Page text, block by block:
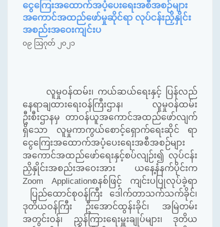
ငွေကြေးအထောက်အပံ့ပေးရေးအစီအစဉ်များ
အကောင်အထည်ဖော်မှုဆိုင်ရာ လုပ်ငန်းညှိနှိုင်း
အစည်းအဝေးကျင်းပ
၀၉ ဩဂုတ် ၂၀၂၁
လူမှုဝန်ထမ်း၊ ကယ်ဆယ်ရေးနှင့် ပြန်လည်
နေရာချထားရေးဝန်ကြီးဌာန၊ လူမှုဝန်ထမ်း
ဦးစီးဌာနမှ တာဝန်ယူအကောင်အထည်ဖော်လျက်
ရှိသော လူမှုကာကွယ်စောင့်ရှောက်ရေးဆိုင် ရာ
ငွေကြေးအထောက်အပံ့ပေးရေးအစီအစဉ်များ
အကောင်အထည်ဖော်ရေးနှင့်စပ်လျဉ်း၍ လုပ်ငန်း
ညှိနှိုင်းအစည်းအဝေးအား ယနေ့နံနက်ပိုင်းက
Zoom Applicationစနစ်ဖြင့် ကျင်းပပြုလုပ်ခဲ့ရာ
ပြည်ထောင်စုဝန်ကြီး ဒေါက်တာသက်သက်ခိုင်၊
ဒုတိယဝန်ကြီး ဦးအောင်ထွန်းခိုင်၊ အမြဲတမ်း
အတွင်းဝန်၊ ညွှန်ကြားရေးမှူးချုပ်များ၊ ဒုတိယ